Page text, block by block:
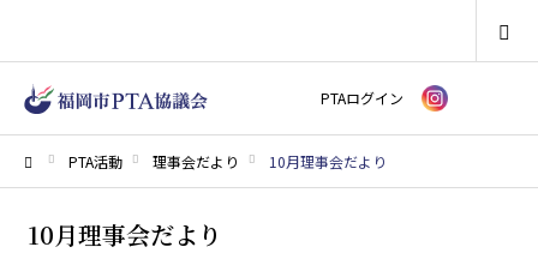
PTAログイン
PTA活動 理事会だより 10月理事会だより
10月理事会だより